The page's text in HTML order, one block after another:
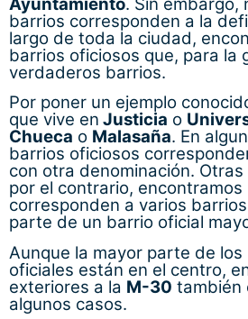
barrios corresponden a la
largo de toda la ciudad,
barrios oficiosos que, para la
verdaderos barrios.
Por poner un ejemplo
que vive en Justicia o
Chueca o Malasaña. En
barrios oficiosos
con otra denominación.
por el contrario, encontramos
corresponden a varios
parte de un barrio oficial
Aunque la mayor parte de
oficiales están en el centro,
exteriores a la M-30 también
algunos casos.